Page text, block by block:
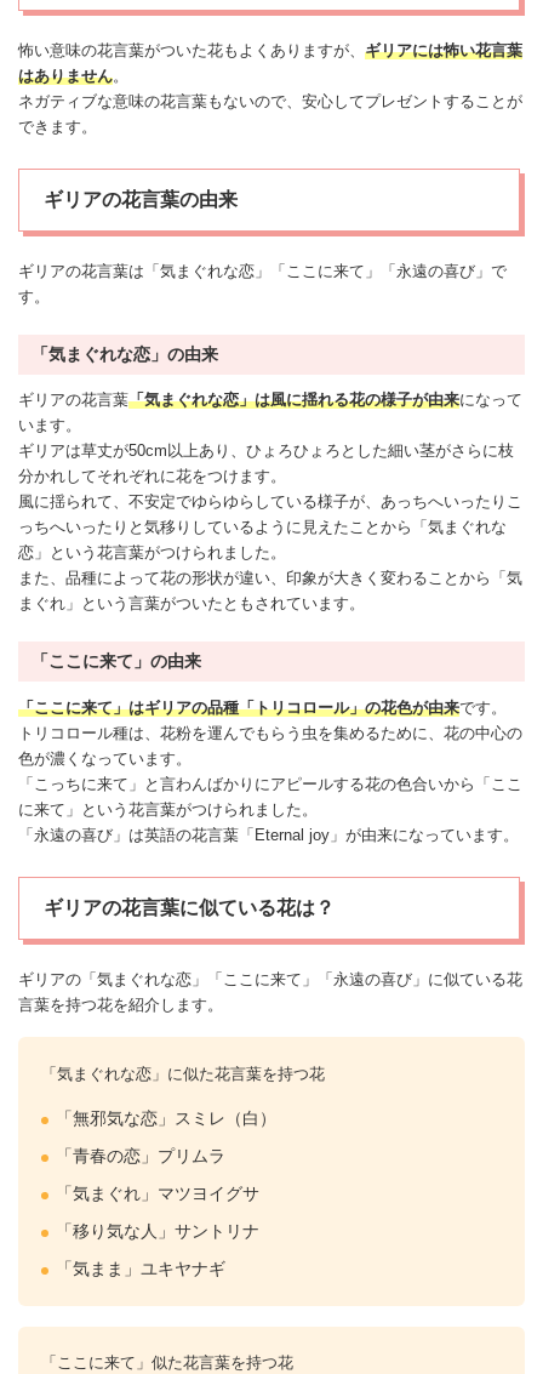
怖い意味の花言葉がついた花もよくありますが、 ギリアには怖い花言葉
はありません。
ネガティブな意味の花言葉もないので、安心してプレゼントすることが
できます。
ギリアの花言葉の由来
ギリアの花言葉は「気まぐれな恋」「ここに来て」「永遠の喜び」で
す。
「気まぐれな恋」の由来
ギリアの花言葉「気まぐれな恋」は風に揺れる花の様子が由来になって
います。
ギリアは草丈が50cm以上あり、ひょろひょろとした細い茎がさらに枝
分かれしてそれぞれに花をつけます。
風に揺られて、不安定でゆらゆらしている様子が、あっちへいったりこ
っちへいったりと気移りしているように見えたことから「気まぐれな
恋」という花言葉がつけられました。
また、品種によって花の形状が違い、印象が大きく変わることから「気
まぐれ」という言葉がついたともされています。
「ここに来て」の由来
「ここに来て」はギリアの品種「トリコロール」の花色が由来です。
トリコロール種は、花粉を運んでもらう虫を集めるために、花の中心の
色が濃くなっています。
「こっちに来て」と言わんばかりにアピールする花の色合いから「ここ
に来て」という花言葉がつけられました。
「永遠の喜び」は英語の花言葉「Eternal joy」が由来になっています。
ギリアの花言葉に似ている花は？
ギリアの「気まぐれな恋」「ここに来て」「永遠の喜び」に似ている花
言葉を持つ花を紹介します。
「気まぐれな恋」に似た花言葉を持つ花
「無邪気な恋」 スミレ （白）
「青春の恋」 プリムラ
「気まぐれ」マツヨイグサ
「移り気な人」サントリナ
「気まま」 ユキヤナギ
「ここに来て」似た花言葉を持つ花